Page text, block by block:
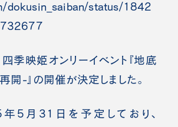
dokusin_saiban/status/1842
四季映姫オンリーイベント『地底
開-』の開催が決定しました。
5月31日を予定しており、